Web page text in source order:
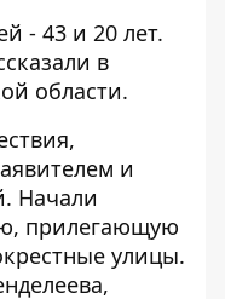
- 43 и 20 лет.
в
области.
и
Начали
прилегающую
улицы.